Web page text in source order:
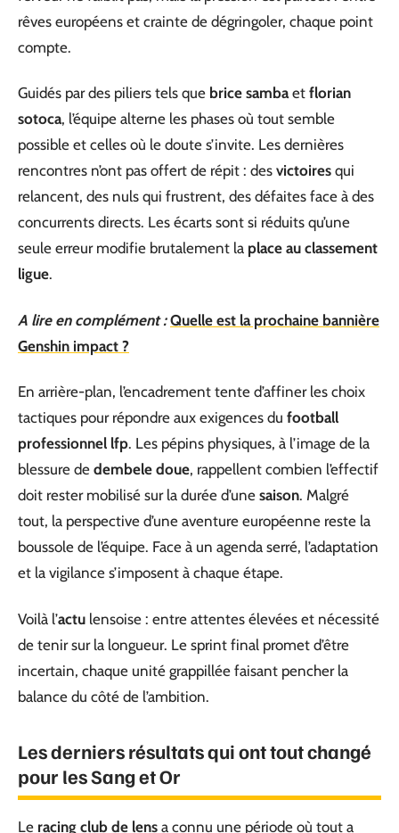
rêves européens et crainte de dégringoler, chaque point
compte.
Guidés par des piliers tels que brice sambaet florian
sotoca, l’équipe alterne les phases où tout semble
possible et celles où le doute s’invite. Les dernières
rencontres n’ont pas offert de répit : des victoires qui
relancent, des nuls qui frustrent, des défaites face à des
concurrents directs. Les écarts sont si réduits qu’une
seule erreur modifie brutalement la place au classement
ligue.
A lire en complément : Quelle est la prochaine bannière
Genshin impact ?
En arrière-plan, l’encadrement tente d’affiner les choix
tactiques pour répondre aux exigences du football
professionnel lfp. Les pépins physiques, à l’image de la
blessure de dembele doue, rappellent combien l’effectif
doit rester mobilisé sur la durée d’une saison. Malgré
tout, la perspective d’une aventure européenne reste la
boussole de l’équipe. Face à un agenda serré, l’adaptation
et la vigilance s’imposent à chaque étape.
Voilà l’actu lensoise : entre attentes élevées et nécessité
de tenir sur la longueur. Le sprint final promet d’être
incertain, chaque unité grappillée faisant pencher la
balance du côté de l’ambition.
Les derniers résultats qui ont tout changé
pour les Sang et Or
Le racing club de lens a connu une période où tout a